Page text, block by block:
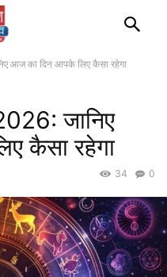
आज का दिन आपके लिए कैसा रहेगा
जानिए
कैसा रहेगा
0
34